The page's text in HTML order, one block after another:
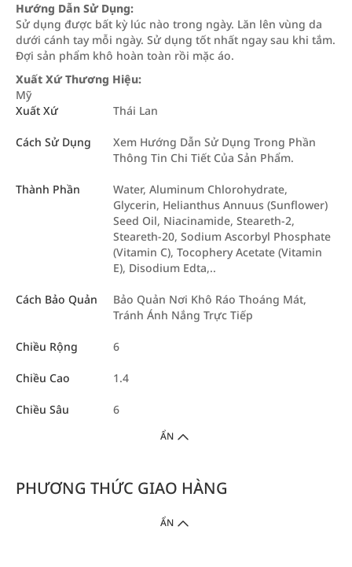
Hướng Dẫn Sử Dụng:
Sử dụng được bất kỳ lúc nào trong ngày. Lăn lên vùng da
dưới cánh tay mỗi ngày. Sử dụng tốt nhất ngay sau khi tắm.
Đợi sản phẩm khô hoàn toàn rồi mặc áo.
Xuất Xứ Thương Hiệu:
Mỹ
Xuất Xứ
Thái Lan
Cách Sử Dụng
Xem Hướng Dẫn Sử Dụng Trong Phần
Thông Tin Chi Tiết Của Sản Phẩm.
Thành Phần
Water, Aluminum Chlorohydrate,
Glycerin, Helianthus Annuus (Sunflower)
Seed Oil, Niacinamide, Steareth-2,
Steareth-20, Sodium Ascorbyl Phosphate
(Vitamin C), Tocophery Acetate (Vitamin
E), Disodium Edta,..
Cách Bảo Quản
Bảo Quản Nơi Khô Ráo Thoáng Mát,
Tránh Ánh Nắng Trực Tiếp
Chiều Rộng 6
Chiều Cao 1.4
Chiều Sâu 6
ẨN
PHƯƠNG THỨC GIAO HÀNG
ẨN